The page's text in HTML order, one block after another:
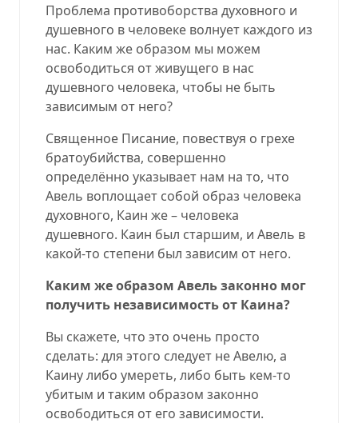
Проблема противоборства духовного и
душевного в человеке волнует каждого из
нас. Каким же образом мы можем
освободиться от живущего в нас
душевного человека, чтобы не быть
зависимым от него?
Священное Писание, повествуя о грехе
братоубийства, совершенно
определённо указывает нам на то, что
Авель воплощает собой образ человека
духовного, Каин же – человека
душевного. Каин был старшим, и Авель в
какой-то степени был зависим от него.
Каким же образом Авель законно мог
получить независимость от Каина?
Вы скажете, что это очень просто
сделать: для этого следует не Авелю, а
Каину либо умереть, либо быть кем-то
убитым и таким образом законно
освободиться от его зависимости.